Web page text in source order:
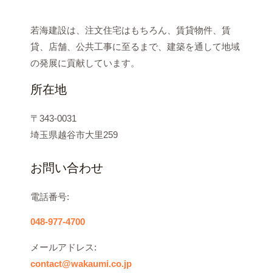
若海建設は、注文住宅はもちろん、賃貸物件、賃
貸、店舗、公共工事に至るまで、建築を通して地域
の発展に貢献しています。
所在地
〒343-0031
埼玉県越谷市大里259
お問い合わせ
電話番号:
048-977-4700
メールアドレス:
contact@wakaumi.co.jp